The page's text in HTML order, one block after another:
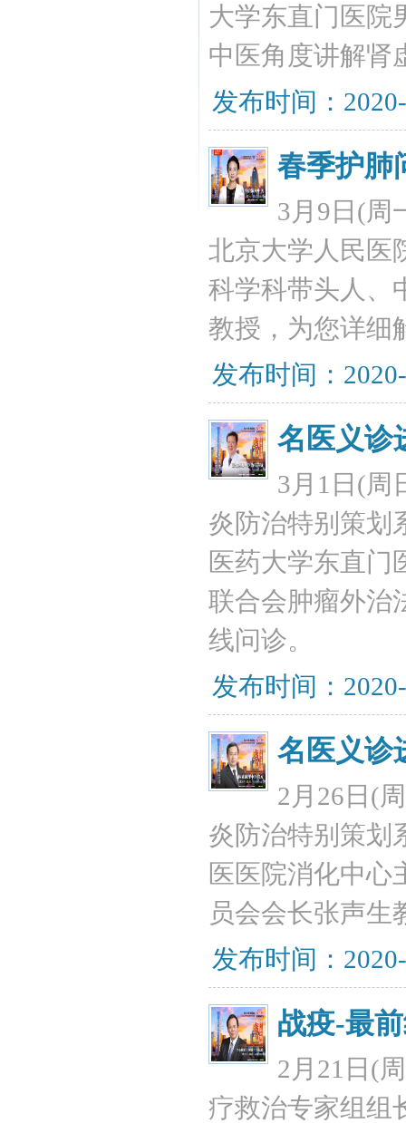
大学东直门医院
中医角度讲解肾
发布时间：
春季护肺
3月9日(周
北京大学人民医
科学科带头人、
教授，为您详细
发布时间：
名医义诊
3月1日(周
炎防治特别策划
医药大学东直门
联合会肿瘤外治
线问诊。
发布时间：
名医义诊
2月26日(
炎防治特别策划
医医院消化中心
员会会长张声生
发布时间：
战疫-最
2月21日(
疗救治专家组组